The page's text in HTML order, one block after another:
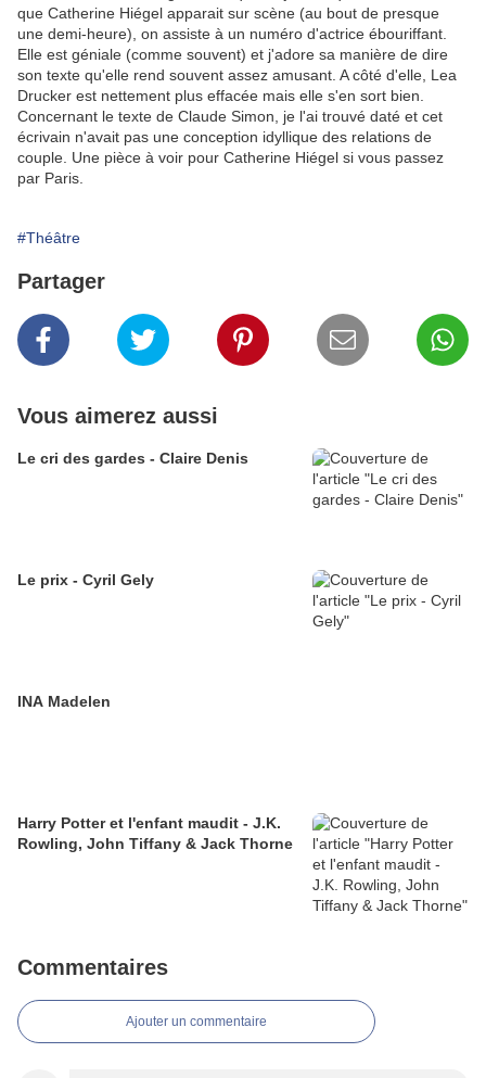
que Catherine Hiégel apparait sur scène (au bout de presque
une demi-heure), on assiste à un numéro d'actrice ébouriffant.
Elle est géniale (comme souvent) et j'adore sa manière de dire
son texte qu'elle rend souvent assez amusant. A côté d'elle, Lea
Drucker est nettement plus effacée mais elle s'en sort bien.
Concernant le texte de Claude Simon, je l'ai trouvé daté et cet
écrivain n'avait pas une conception idyllique des relations de
couple. Une pièce à voir pour Catherine Hiégel si vous passez
par Paris.
#Théâtre
Partager
Vous aimerez aussi
Le cri des gardes - Claire Denis
Le prix - Cyril Gely
INA Madelen
Harry Potter et l'enfant maudit - J.K.
Rowling, John Tiffany & Jack Thorne
Commentaires
Ajouter un commentaire